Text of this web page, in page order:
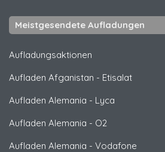
Meistgesendete Aufladungen
Aufladungsaktionen
Aufladen Afganistan - Etisalat
Aufladen Alemania - Lyca
Aufladen Alemania - O2
Aufladen Alemania - Vodafone